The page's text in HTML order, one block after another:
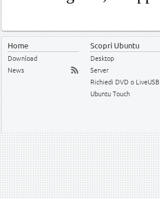
Home
Download
News
Scopri Ubuntu
Desktop
Server
Richiedi DVD o LiveUSB
Ubuntu Touch